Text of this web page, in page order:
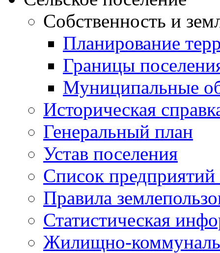
Собственность и
Планирование
Границы
Муниципальные
Историческая
Генеральный план
Устав поселения
Список предприятий
Правила
Статистическая
Жилищно-